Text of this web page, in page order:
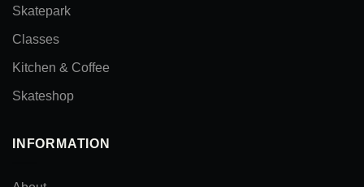
Skatepark
Classes
Kitchen & Coffee
Skateshop
INFORMATION